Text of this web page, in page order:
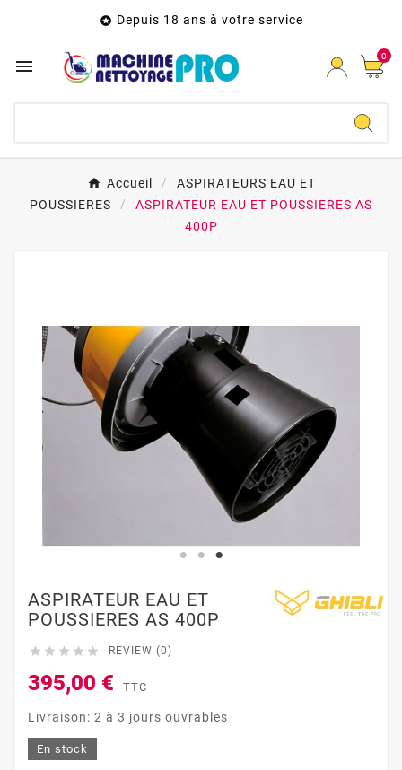
 Depuis 18 ans à votre service
 0
Accueil
ASPIRATEURS EAU ET
POUSSIERES
ASPIRATEUR EAU ET POUSSIERES AS
400P
ASPIRATEUR EAU ET
POUSSIERES AS 400P
     REVIEW (0)
395,00 € TTC
Livraison: 2 à 3 jours ouvrables
En stock